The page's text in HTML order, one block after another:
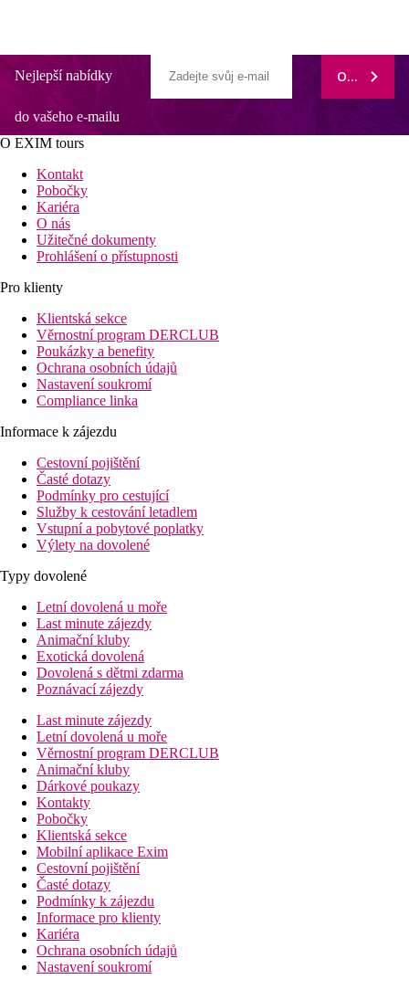
Nejlepší nabídky
do vašeho e-mailu
ODEBÍRAT
O EXIM tours
Kontakt
Pobočky
Kariéra
O nás
Užitečné dokumenty
Prohlášení o přístupnosti
Pro klienty
Klientská sekce
Věrnostní program DERCLUB
Poukázky a benefity
Ochrana osobních údajů
Nastavení soukromí
Compliance linka
Informace k zájezdu
Cestovní pojištění
Časté dotazy
Podmínky pro cestující
Služby k cestování letadlem
Vstupní a pobytové poplatky
Výlety na dovolené
Typy dovolené
Letní dovolená u moře
Last minute zájezdy
Animační kluby
Exotická dovolená
Dovolená s dětmi zdarma
Poznávací zájezdy
Last minute zájezdy
Letní dovolená u moře
Věrnostní program DERCLUB
Animační kluby
Dárkové poukazy
Kontakty
Pobočky
Klientská sekce
Mobilní aplikace Exim
Cestovní pojištění
Časté dotazy
Podmínky k zájezdu
Informace pro klienty
Kariéra
Ochrana osobních údajů
Nastavení soukromí